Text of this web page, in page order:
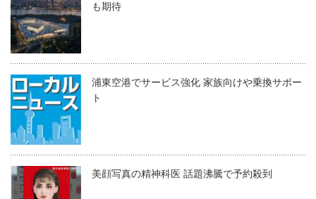
も期待
浦東空港でサービス強化 家族向けや乗換サポー
ト
美顔写真の精神科医 話題沸騰で予約殺到